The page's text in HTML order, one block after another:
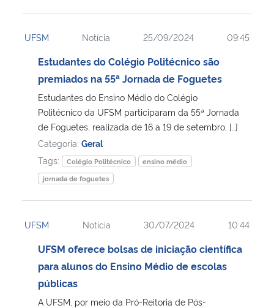
UFSM Notícia 25/09/2024 09:45
Estudantes do Colégio Politécnico são
premiados na 55ª Jornada de Foguetes
Estudantes do Ensino Médio do Colégio
Politécnico da UFSM participaram da 55ª Jornada
de Foguetes, realizada de 16 a 19 de setembro, […]
Categoria: Geral
Tags:
Colégio Politécnico
ensino médio
jornada de foguetes
UFSM Notícia 30/07/2024 10:44
UFSM oferece bolsas de iniciação científica
para alunos do Ensino Médio de escolas
públicas
A UFSM, por meio da Pró-Reitoria de Pós-